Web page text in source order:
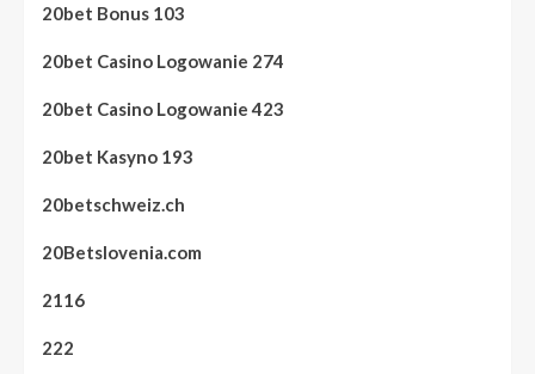
20bet Bonus 103
20bet Casino Logowanie 274
20bet Casino Logowanie 423
20bet Kasyno 193
20betschweiz.ch
20Betslovenia.com
2116
222